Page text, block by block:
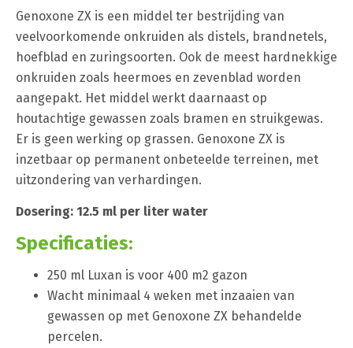
Genoxone ZX is een middel ter bestrijding van
veelvoorkomende onkruiden als distels, brandnetels,
hoefblad en zuringsoorten. Ook de meest hardnekkige
onkruiden zoals heermoes en zevenblad worden
aangepakt. Het middel werkt daarnaast op
houtachtige gewassen zoals bramen en struikgewas.
Er is geen werking op grassen. Genoxone ZX is
inzetbaar op permanent onbeteelde terreinen, met
uitzondering van verhardingen.
Dosering: 12.5 ml per liter water
Specificaties:
250 ml Luxan is voor 400 m2 gazon
Wacht minimaal 4 weken met inzaaien van
gewassen op met Genoxone ZX behandelde
percelen.